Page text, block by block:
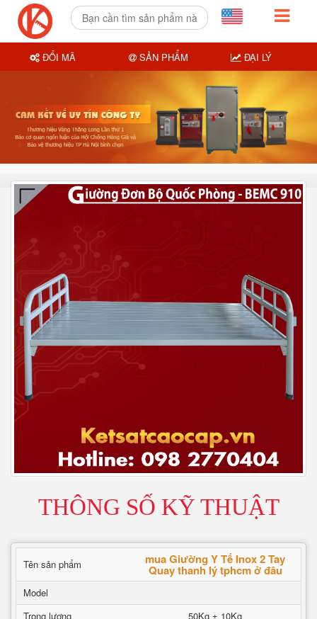
THÔNG SỐ KỸ THUẬT
Tên sản phẩm mua Giường Y Tế Inox 2 Tay
Quay thanh lý tphcm ở đâu
Model
Trọng lượng
50Kg ± 10Kg
ĐỔI MÃ SẢN PHẨM ĐẠI LÝ